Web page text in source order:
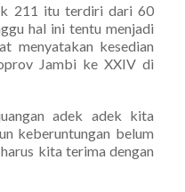
211 itu terdiri dari 60
hal ini tentu menjadi
menyatakan kesedian
Jambi ke XXIV di
adek adek kita
keberuntungan belum
kita terima dengan